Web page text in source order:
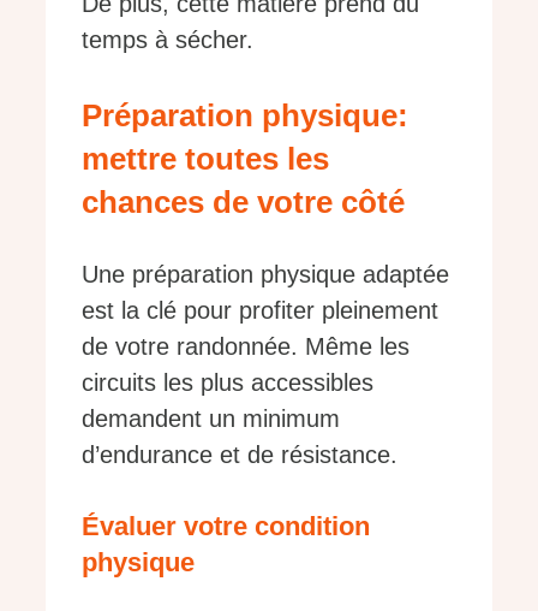
temps à sécher.
Préparation physique:
mettre toutes les
chances de votre côté
Une préparation physique adaptée
est la clé pour profiter pleinement
de votre randonnée. Même les
circuits les plus accessibles
demandent un minimum
d’endurance et de résistance.
Évaluer votre condition
physique